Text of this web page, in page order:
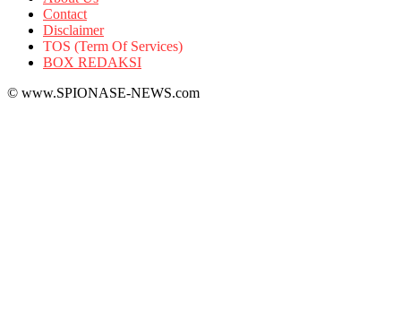
Contact
Disclaimer
TOS (Term Of Services)
BOX REDAKSI
© www.SPIONASE-NEWS.com